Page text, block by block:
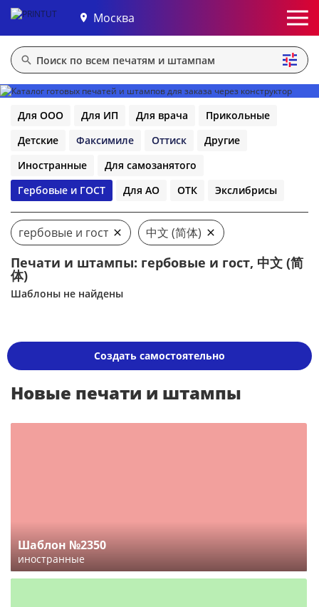
Москва
Для ООО Для ИП Для врача
Прикольные
Детские
Факсимиле Оттиск
Другие
Иностранные
Для самозанятого
Гербовые и ГОСТ
Для АО ОТК Экслибрисы
гербовые и гост 中文 (简体)
Печати и штампы: гербовые и гост, 中文 (简
体)
Шаблоны не найдены
Создать самостоятельно
Новые печати и штампы
Шаблон №2350
иностранные